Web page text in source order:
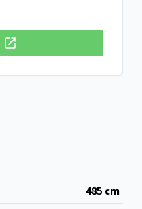
485 cm